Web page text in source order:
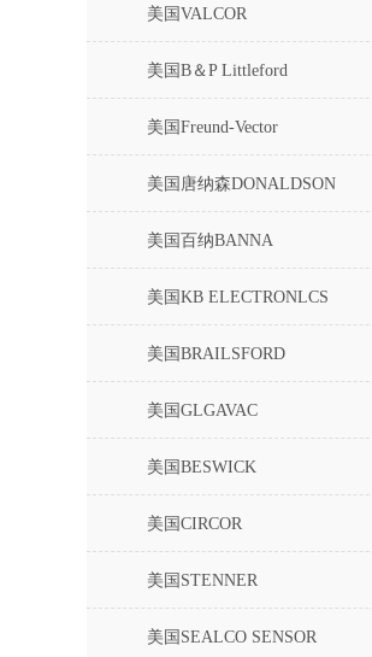
美国VALCOR
美国B＆P Littleford
美国Freund-Vector
美国唐纳森DONALDSON
美国百纳BANNA
美国KB ELECTRONLCS
美国BRAILSFORD
美国GLGAVAC
美国BESWICK
美国CIRCOR
美国STENNER
美国SEALCO SENSOR